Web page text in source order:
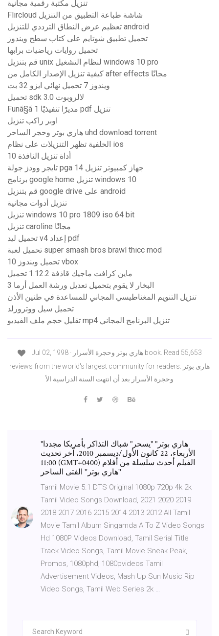
تنزيل مكتبة رقمية مجانية
Flircloud شاشة طباعة التطبيق من التنزيل
تعظيم عرض النطاق الترددي للتنزيل android
تحميل تطبيق شوتايم على كتاب سطح ويندوز
تحميل روايات رياضيات برابها
قم بتنزيل unix لنظام التشغيل windows 10 pro
كيفية تنزيل الإصدار الكامل من after effects مجانًا
ويندوز 7 تحميل نهائي ايزو 32 بت
تحميل sdk لالروبوت 3.0
Funã§ã مديرًا تنفيذيًا 1 pdf تنزيل
اوبر راكب تنزيل
هاري بوتر وحجر الساحر uhd download torrent
الخلفية تظهر التنزيلات على نظام ios
أداة تنزيل النافذة 10
تايجر وودز جولة pga 14 جهاز كمبيوتر تنزيل
برنامج google home تنزيل windows 10
قم بتنزيل google drive على android
تنزيل أدوات مجانية
تنزيل windows 10 pro 1809 iso 64 bit
تنزيل caroline مجانًا
تحميل ليد v4 إعداد pdf
تحميل لعبة super smash bros brawl thicc mod
تحميل ويندوز 10 vbox
ماين كرافت ماجيك قاذفة 1.12.2 تحميل
البخار لا يقوم بتحميل تعديل ورشة العمل أرما 3
تنزيل التنويم المغناطيسي المجاني للمساعدة في طنين الأذن
تحميل سيل ووترورلد
تقليل حجم ملف الفيديو mp4 تنزيل البرنامج المجاني
Jul 02, 1998 · هاري بوتر وحجرة الأسرار book. Read 55,653
reviews from the world's largest community for readers. هارى بوتر
وحجرة الأسرار بعد أن انتهت السنة الدراسية الأ
"هاري بوتر" "يسحر" شباك التذاكر بأمريكا مجددا
الأربعاء، 22 كانون الأول/ديسمبر 2010، آخر تحديث
11:00 (GMT+0400) الفيلم أحدث سلسلة من أفلام
''هاري بوتر'' الفتى الساحر
Tamil Movie 5.1 DTS Original 1080p 720p 4k 2k
Tamil Video Songs Download, 2021 2020 2019
2018 2017 2016 2015 2014 2013 2012 All Tamil
Movie Tamil Album Singamda A To Z Video Songs
Hd 1080P Videos Download, Tamil Serial Title
Track Video Songs, Tamil Movie Sneak Peak,
Promos, 1080phd, 1080pvideos Tamil
Advertisement Videos, Mash Up Sun Music Rip
Video Songs, Tamil Web Series 2k …